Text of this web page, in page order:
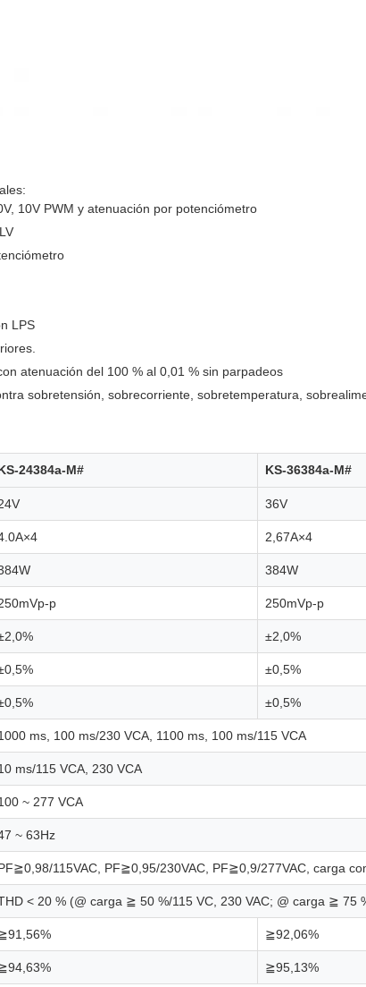
10V PWM y atenuación por potenciómetro
LPS
atenuación del 100 % al 0,01 % sin parpadeos
sobretensión, sobrecorriente, sobretemperatura,
24384a-M# KS-36384a-M#
36V
2,67A×4
384W
p 250mVp-p
±2,0%
±0,5%
±0,5%
ms, 100 ms/230 VCA, 1100 ms, 100 ms/115 VCA
ms/115 VCA, 230 VCA
~ 277 VCA
~ 63Hz
115VAC, PF≧0,95/230VAC, PF≧0,9/277VAC, carga
< 20 % (@ carga ≧ 50 %/115 VC, 230 VAC; @ carga ≧ 75
≧92,06%
≧95,13%